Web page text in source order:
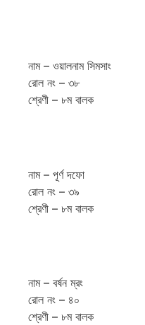
নাম – ওয়ালনাম সিমসাং
রোল নং – ৩৮
শ্রেণী – ৮ম বালক
নাম – পূর্ণ দফো
রোল নং – ৩৯
শ্রেণী – ৮ম বালক
নাম – বর্ষন ম্রং
রোল নং – ৪০
শ্রেণী – ৮ম বালক